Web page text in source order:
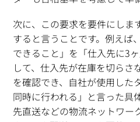
次に、この要求を要件にしま
すると言うことです。例えば
できること」を「仕入先に3
して、仕入先が在庫を切らさ
を確認でき、自社が使用した
同時に行われる」と言った具
先直送などの物流ネットワー